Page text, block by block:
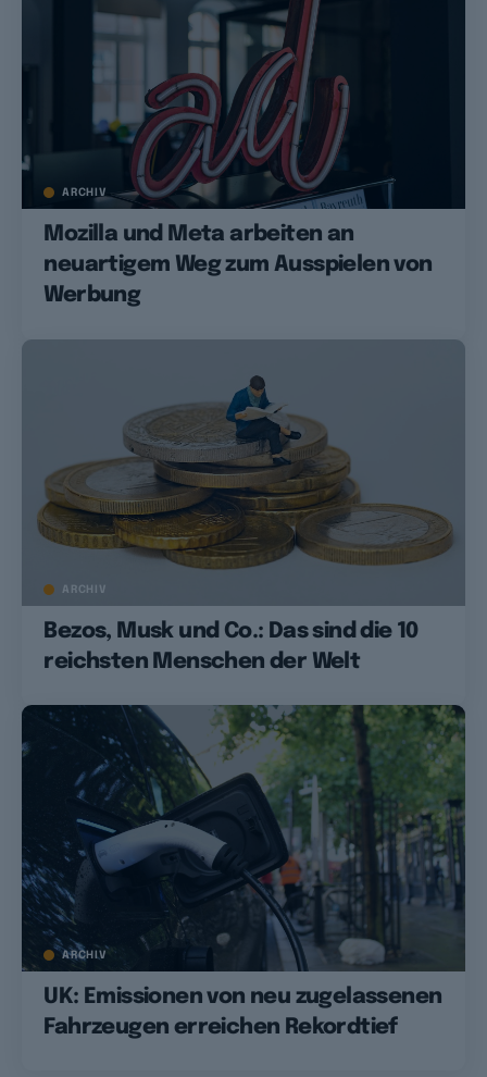
ARCHIV
Mozilla und Meta arbeiten an
neuartigem Weg zum Ausspielen von
Werbung
ARCHIV
Bezos, Musk und Co.: Das sind die 10
reichsten Menschen der Welt
ARCHIV
UK: Emissionen von neu zugelassenen
Fahrzeugen erreichen Rekordtief